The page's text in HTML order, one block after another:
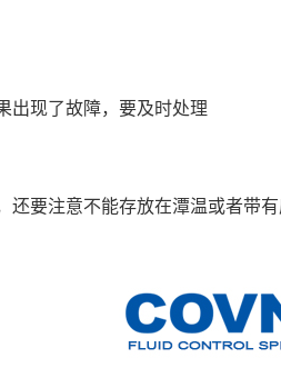
出现了故障，要及时处理
要注意不能存放在潭温或者带